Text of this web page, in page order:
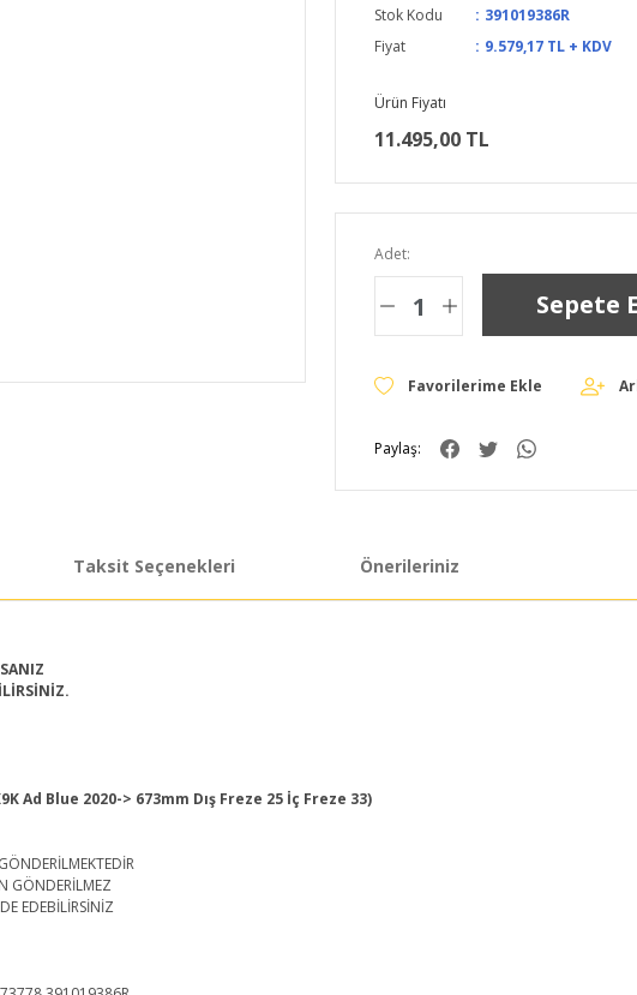
Stok Kodu
391019386R
Fiyat
9.579,17 TL + KDV
Ürün Fiyatı
11.495,00 TL
Adet:
Sepete
Paylaş:
Taksit Seçenekleri Önerileriniz
Ad Blue 2020-> 673mm Dış Freze 25 İç Freze 33)
GÖNDERİLMEZ
EDEBİLİRSİNİZ